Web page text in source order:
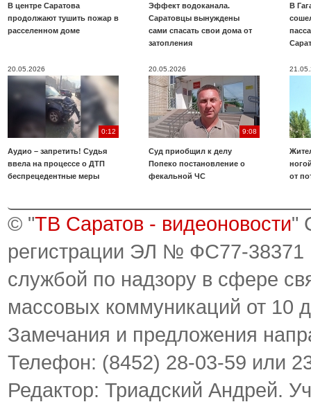
В центре Саратова
продолжают тушить пожар в
расселенном доме
Эффект водоканала.
Саратовцы вынуждены
сами спасать свои дома от
затопления
В
20.05.2026
0:12
Аудио – запретить! Судья
ввела на процессе о ДТП
беспрецедентные меры
20.05.2026
9:08
Суд приобщил к делу
Попеко постановление о
фекальной ЧС
от
© "ТВ Саратов - видеоновости"
регистрации ЭЛ № ФС77-38371
службой по надзору в сфере
массовых коммуникаций от 10
Замечания и предложения
Телефон: (8452) 28-03-59 или
Редактор: Триадский Андрей.